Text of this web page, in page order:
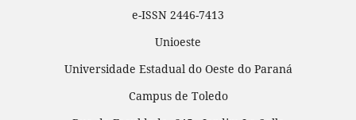
e-ISSN 2446-7413
Unioeste
Universidade Estadual do Oeste do Paraná
Campus de Toledo